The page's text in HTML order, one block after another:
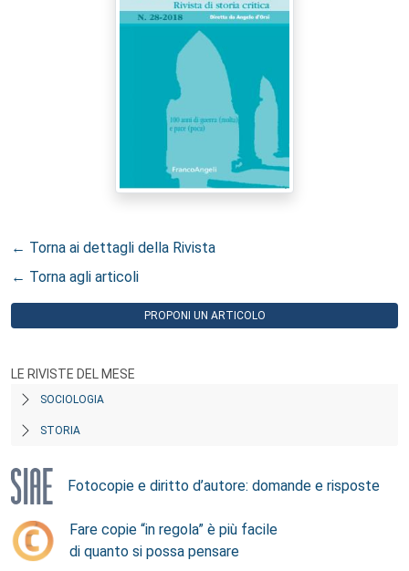
← Torna ai dettagli della Rivista
← Torna agli articoli
PROPONI UN ARTICOLO
LE RIVISTE DEL MESE
SOCIOLOGIA
STORIA
Fotocopie e diritto d’autore: domande e risposte
Fare copie “in regola” è più facile
di quanto si possa pensare